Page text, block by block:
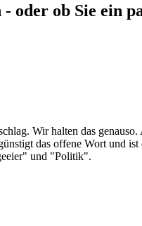
- oder ob Sie ein
Wir halten das
das offene Wort und
und "Politik".